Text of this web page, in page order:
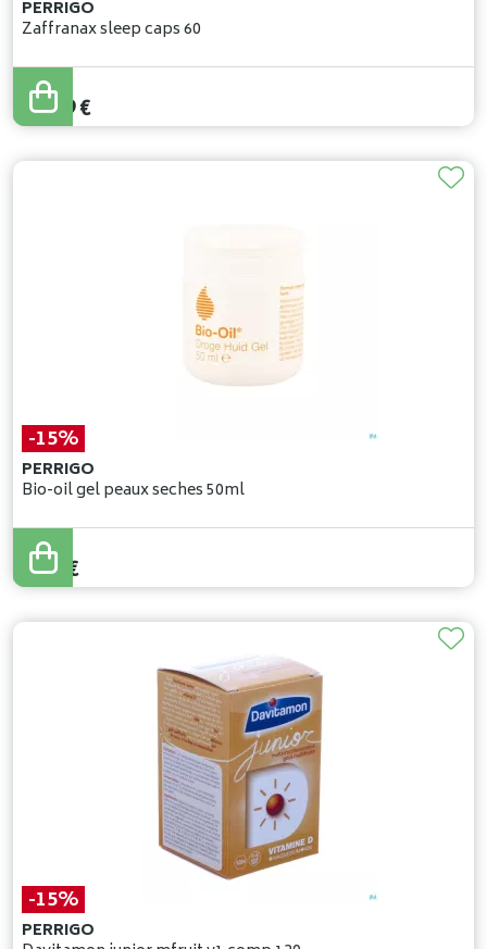
PERRIGO
Zaffranax sleep caps 60
54,99
49,49€
-15%
PERRIGO
Bio-oil gel peaux seches 50ml
6,99€
5,94 €
-15%
PERRIGO